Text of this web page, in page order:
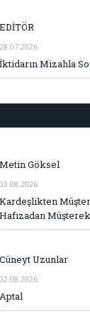
EDİTÖR
28.07.2026
İktidarın Mizahla
Metin Göksel
03.08.2026
Kardeşlikten
Hafızadan
Cüneyt Uzunlar
02.08.2026
Aptal